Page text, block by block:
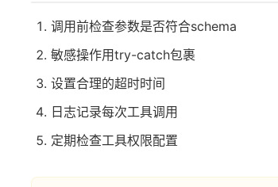
调用前检查参数是否符合schema
敏感操作用try-catch包裹
设置合理的超时时间
日志记录每次工具调用
定期检查工具权限配置